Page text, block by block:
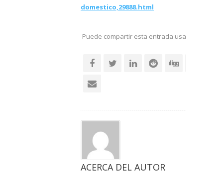
domestico,29888.html
Puede compartir esta entrada usando sus
ACERCA DEL AUTOR